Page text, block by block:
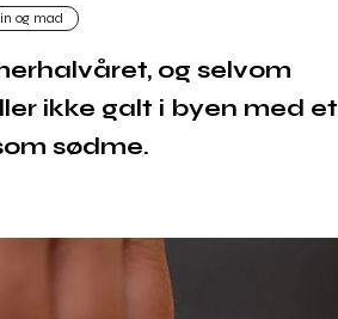
og mad
og selvom
ikke galt i byen med et
sødme.